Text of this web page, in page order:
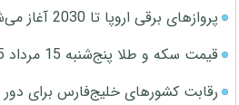
پروازهای برقی اروپا تا 2030 آغاز می‌شود
قیمت سکه و طلا پنج‌شنبه 15 مرداد 1405
رقابت کشورهای خلیج‌فارس برای دور